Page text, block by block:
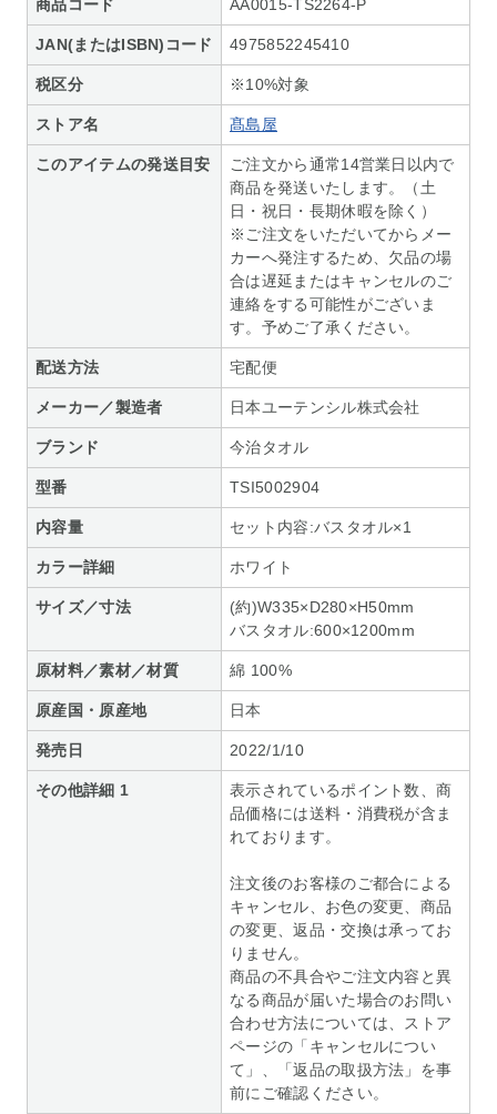
商品コード AA0015-TS2264-P
JAN(またはISBN)コード 4975852245410
税区分 ※10%対象
ストア名 髙島屋
このアイテムの発送目安
ご注文から通常14営業日以内で
商品を発送いたします。（土
日・祝日・長期休暇を除く）
※ご注文をいただいてからメー
カーへ発注するため、欠品の場
合は遅延またはキャンセルのご
連絡をする可能性がございま
す。予めご了承ください。
配送方法 宅配便
メーカー／製造者 日本ユーテンシル株式会社
ブランド 今治タオル
型番 TSI5002904
内容量 セット内容:バスタオル×1
カラー詳細 ホワイト
サイズ／寸法
(約)W335×D280×H50mm
バスタオル:600×1200mm
原材料／素材／材質 綿 100%
原産国・原産地 日本
発売日 2022/1/10
その他詳細 1
表示されているポイント数、商
品価格には送料・消費税が含ま
れております。
注文後のお客様のご都合による
キャンセル、お色の変更、商品
の変更、返品・交換は承ってお
りません。
商品の不具合やご注文内容と異
なる商品が届いた場合のお問い
合わせ方法については、ストア
ページの「キャンセルについ
て」、「返品の取扱方法」を事
前にご確認ください。